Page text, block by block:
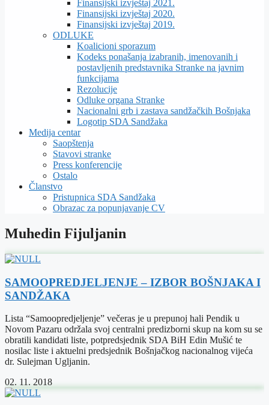
Finansijski izvještaj 2021.
Finansijski izvještaj 2020.
Finansijski izvještaj 2019.
ODLUKE
Koalicioni sporazum
Kodeks ponašanja izabranih, imenovanih i
postavljenih predstavnika Stranke na javnim
funkcijama
Rezolucije
Odluke organa Stranke
Nacionalni grb i zastava sandžačkih Bošnjaka
Logotip SDA Sandžaka
Medija centar
Saopštenja
Stavovi stranke
Press konferencije
Ostalo
Članstvo
Pristupnica SDA Sandžaka
Obrazac za popunjavanje CV
Muhedin Fijuljanin
SAMOOPREDJELJENJE – IZBOR BOŠNJAKA I
SANDŽAKA
Lista “Samoopredjeljenje” večeras je u prepunoj hali Pendik u
Novom Pazaru održala svoj centralni predizborni skup na kom su se
obratili kandidati liste, potpredsjednik SDA BiH Edin Mušić te
nosilac liste i aktuelni predsjednik Bošnjačkog nacionalnog vijeća
dr. Sulejman Ugljanin.
02. 11. 2018